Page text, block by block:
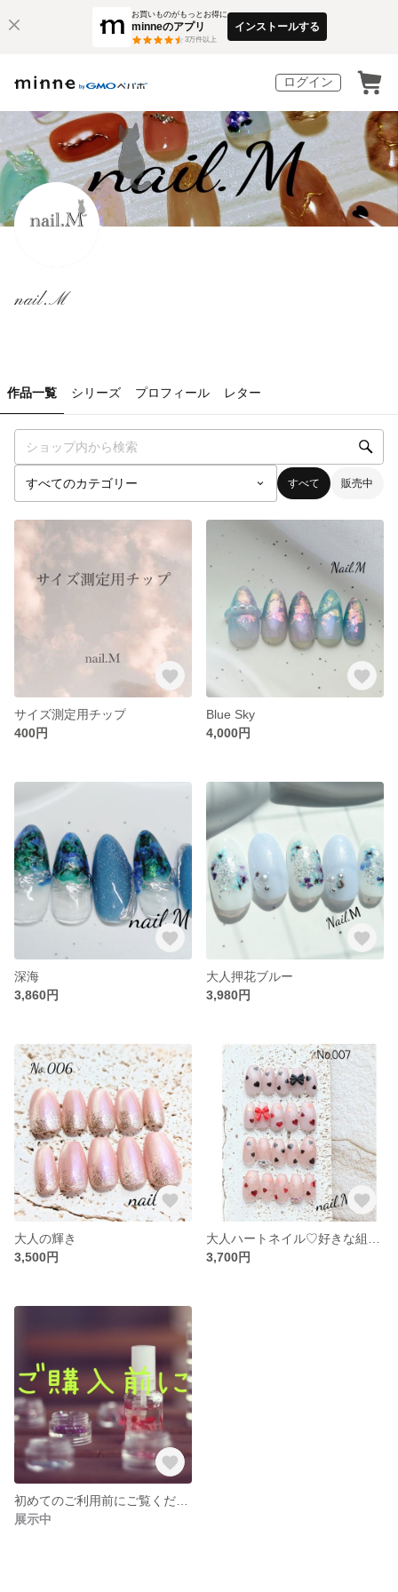
お買いものがもっとお得に
minneのアプリ
3万件以上
インストールする
ログイン
nail.M
作品一覧 シリーズ プロフィール レター
すべて 販売中
サイズ測定用チップ
400円
Blue Sky
4,000円
深海
3,860円
大人押花ブルー
3,980円
大人の輝き
3,500円
3,700円
展示中